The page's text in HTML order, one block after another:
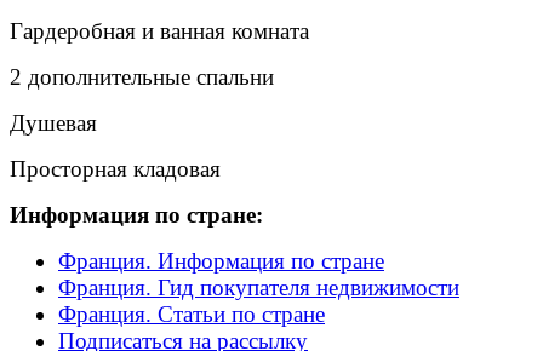
Гардеробная и ванная комната
2 дополнительные спальни
Душевая
Просторная кладовая
Информация по стране:
Франция. Информация по стране
Франция. Гид покупателя недвижимости
Франция. Статьи по стране
Подписаться на рассылку